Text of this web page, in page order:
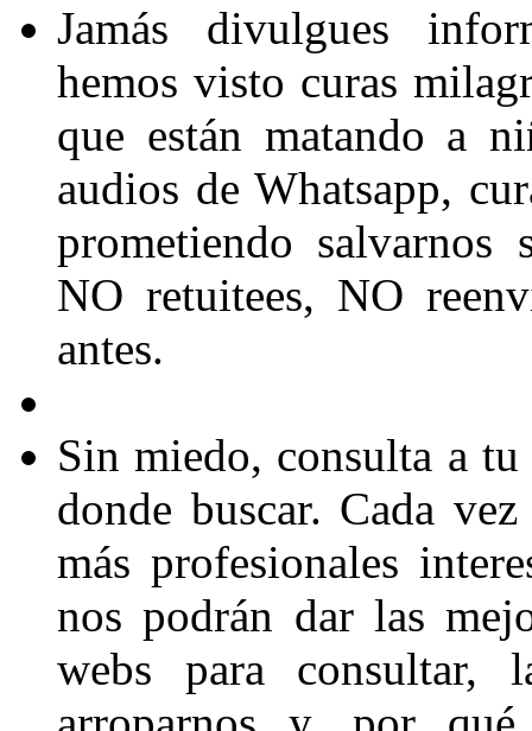
Jamás divulgues
hemos visto curas
que están matando a
audios de Whatsapp,
prometiendo salvarnos
NO retuitees, NO
antes.
Sin miedo, consulta a
donde buscar. Cada
más profesionales
nos podrán dar las
webs para consultar,